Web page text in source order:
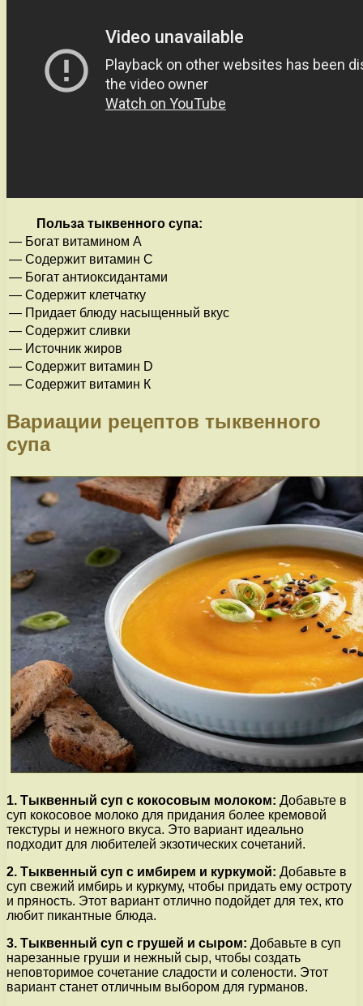
Польза тыквенного супа:
— Богат витамином А
— Содержит витамин С
— Богат антиоксидантами
— Содержит клетчатку
— Придает блюду насыщенный вкус
— Содержит сливки
— Источник жиров
— Содержит витамин D
— Содержит витамин К
Вариации рецептов тыквенного
супа
1. Тыквенный суп с кокосовым молоком: Добавьте в
суп кокосовое молоко для придания более кремовой
текстуры и нежного вкуса. Это вариант идеально
подходит для любителей экзотических сочетаний.
2. Тыквенный суп с имбирем и куркумой: Добавьте в
суп свежий имбирь и куркуму, чтобы придать ему остроту
и пряность. Этот вариант отлично подойдет для тех, кто
любит пикантные блюда.
3. Тыквенный суп с грушей и сыром: Добавьте в суп
нарезанные груши и нежный сыр, чтобы создать
неповторимое сочетание сладости и солености. Этот
вариант станет отличным выбором для гурманов.